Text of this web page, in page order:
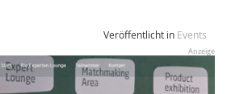
Veröffentlicht in Events
Anzeige